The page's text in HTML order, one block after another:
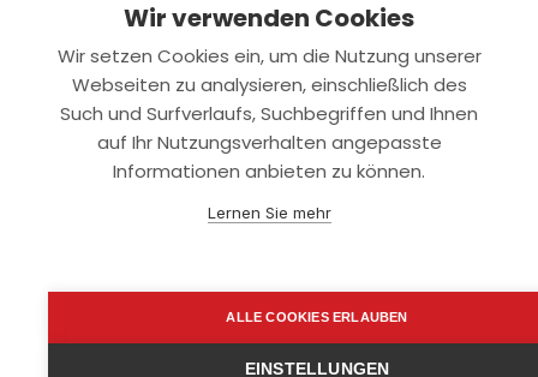
Rechtliches
Datenschutz
support@smartkuendigen.de
Wir verwenden Cookies
Wir setzen Cookies ein, um die Nutzung unserer
Webseiten zu analysieren, einschließlich des
Such und Surfverlaufs, Suchbegriffen und Ihnen
auf Ihr Nutzungsverhalten angepasste
Informationen anbieten zu können.
Lernen Sie mehr
ALLE COOKIES ERLAUBEN
EINSTELLUNGEN